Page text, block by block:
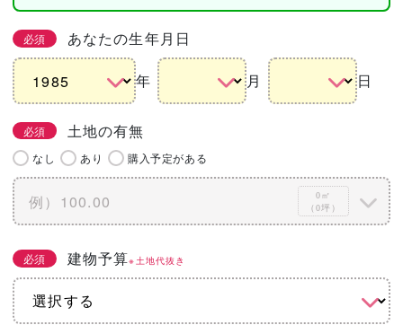
必須 あなたの生年月日
年 月 日
必須 土地の有無
なし あり 購入予定がある
0㎡
（0坪）
必須 建物予算※土地代抜き